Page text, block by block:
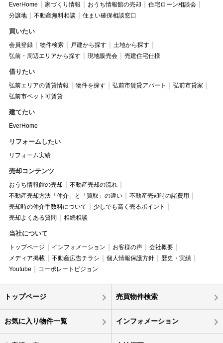
EverHome 家づくり情報 おうち情報館の売却
住宅ローン相談会
分譲地
不動産無料相談 住まい確保相談窓口
買いたい
会員登録 物件検索 戸建から探す
土地から探す
弘前・周辺エリアから探す
現地販売会 売建住宅仕様
借りたい
弘前エリアの賃貸情報 物件を探す 弘前市賃貸アパート
弘前市貸家
弘前市ペット可賃貸
建てたい
EverHome
リフォームしたい
リフォーム実績
売却コンテンツ
おうち情報館の売却
不動産売却の流れ
不動産売却方法「仲介」と「買取」の違い
不動産売却時の諸費用
売却時の仲介手数料について
少しでも高く売るポイント
売却よくある質問
相続相談
当社について
トップページ インフォメーション お客様の声
会社概要
メディア掲載
不動産広告チラシ 個人情報保護方針
歴史・実績
Youtube
コーポレートビジョン
トップページ 売買物件検索
お気に入り物件一覧 インフォメーション